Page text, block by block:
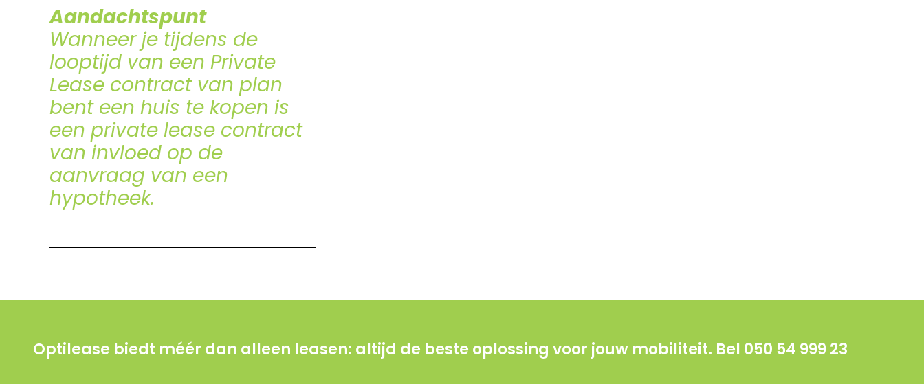
Aandachtspunt
Wanneer je tijdens de
looptijd van een Private
Lease contract van plan
bent een huis te kopen is
een private lease contract
van invloed op de
aanvraag van een
hypotheek.
Optilease biedt méér dan alleen leasen: altijd de beste oplossing voor jouw mobiliteit. Bel 050 54 999 23